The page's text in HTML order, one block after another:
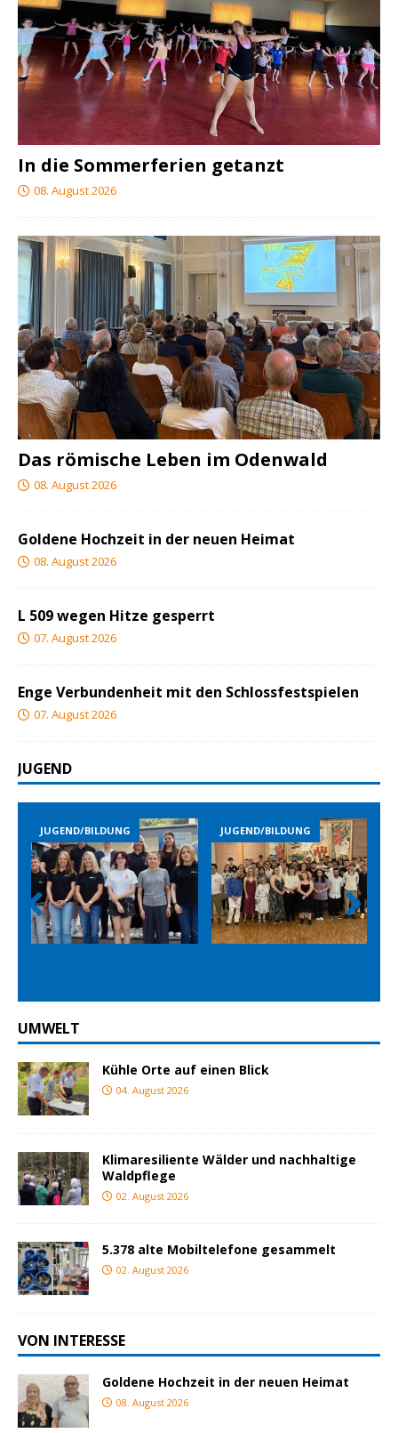
In die Sommerferien getanzt
08. August 2026
Das römische Leben im Odenwald
08. August 2026
Goldene Hochzeit in der neuen Heimat
08. August 2026
L 509 wegen Hitze gesperrt
07. August 2026
Enge Verbundenheit mit den Schlossfestspielen
07. August 2026
JUGEND
JUGEND/BILDUNG JUGEND/BILDUNG
Prev
ious
Nex
t
UMWELT
Kühle Orte auf einen Blick
04. August 2026
Klimaresiliente Wälder und nachhaltige
Waldpflege
02. August 2026
5.378 alte Mobiltelefone gesammelt
02. August 2026
VON INTERESSE
Goldene Hochzeit in der neuen Heimat
08. August 2026